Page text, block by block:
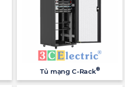
Tủ mạng C-Rack®